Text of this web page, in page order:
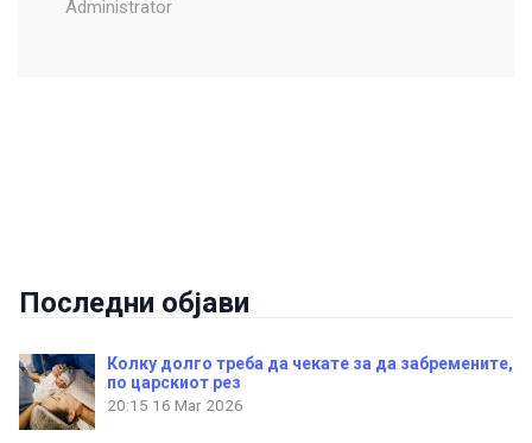
Administrator
Последни објави
Колку долго треба да чекате за да забремените,
по царскиот рез
20:15 16 Mar 2026